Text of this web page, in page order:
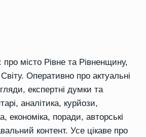
місто Рівне та Рівненщину,
Оперативно про актуальні
експертні думки та
аналітика, курйози,
економіка, поради, авторські
контент. Усе цікаве про